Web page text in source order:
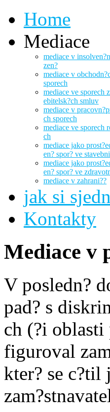
Home
Mediace
mediace v
zen?
mediace v
sporech
mediace ve sporech
ebitelsk?ch smluv
mediace v
ch sporech
mediace ve sporech
ch
mediace jako
en? spor? ve
mediace jako
en? spor? ve
mediace v zahrani??
jak si
Kontakty
Mediace v
V posledn?
pad? s
ch (?i oblasti
figuroval
kter? se c?til